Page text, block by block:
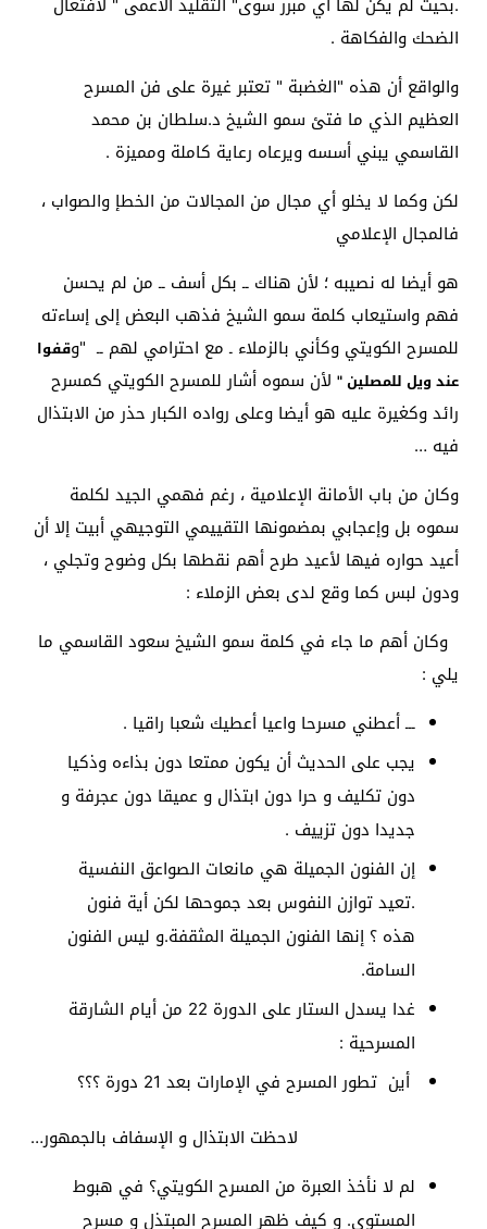
الضحك والفكاهة .
والواقع أن هذه "الغضبة " تعتبر غيرة على فن المسرح
العظيم الذي ما فتئ سمو الشيخ د.سلطان بن محمد
القاسمي يبني أسسه ويرعاه رعاية كاملة ومميزة .
لكن وكما لا يخلو أي مجال من المجالات من الخطإ والصواب ،
فالمجال الإعلامي
هو أيضا له نصيبه ؛ لأن هناك ــ بكل أسف ــ من لم يحسن
فهم واستيعاب كلمة سمو الشيخ فذهب البعض إلى إساءته
للمسرح الكويتي وكأني بالزملاء ـ مع احترامي لهم ــ "وقفوا
عند ويل للمصلين " لأن سموه أشار للمسرح الكويتي كمسرح
رائد وكغيرة عليه هو أيضا وعلى رواده الكبار حذر من الابتذال
فيه …
وكان من باب الأمانة الإعلامية ، رغم فهمي الجيد لكلمة
سموه بل وإعجابي بمضمونها التقييمي التوجيهي أبيت إلا أن
أعيد حواره فيها لأعيد طرح أهم نقطها بكل وضوح وتجلي ،
ودون لبس كما وقع لدى بعض الزملاء :
وكان أهم ما جاء في كلمة سمو الشيخ سعود القاسمي ما
يلي :
ـــ أعطني مسرحا واعيا أعطيك شعبا راقيا .
يجب على الحديث أن يكون ممتعا دون بذاءه وذكيا
دون تكليف و حرا دون ابتذال و عميقا دون عجرفة و
جديدا دون تزييف .
إن الفنون الجميلة هي مانعات الصواعق النفسية
.تعيد توازن النفوس بعد جموحها لكن أية فنون
هذه ؟ إنها الفنون الجميلة المثقفة.و ليس الفنون
السامة.
غدا يسدل الستار على الدورة 22 من أيام الشارقة
المسرحية :
أين تطور المسرح في الإمارات بعد 21 دورة ؟؟؟
لاحظت الابتذال و الإسفاف بالجمهور…
لم لا نأخذ العبرة من المسرح الكويتي؟ في هبوط
المستوى. و كيف ظهر المسرح المبتذل و مسرح